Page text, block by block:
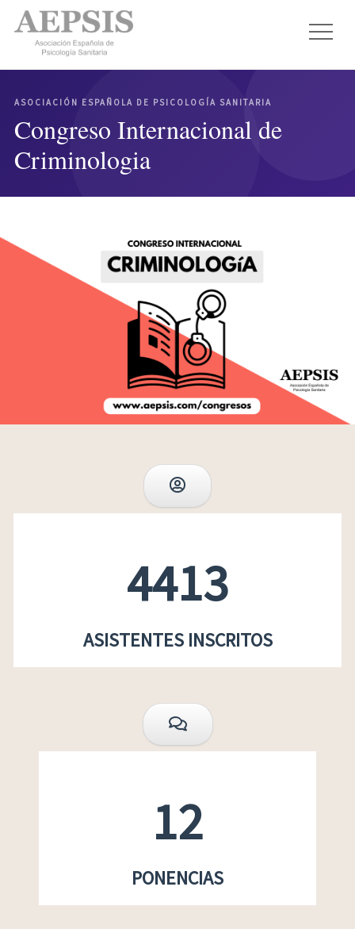
ASOCIACIÓN ESPAÑOLA DE PSICOLOGÍA SANITARIA
Congreso Internacional de
Criminologia
4413
ASISTENTES INSCRITOS
12
PONENCIAS